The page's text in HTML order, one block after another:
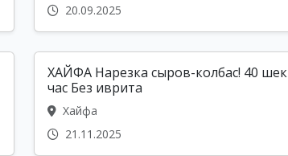
20.09.2025
ХАЙФА Нарезка сыров-колбас! 40 шек
час Без иврита
Хайфа
21.11.2025